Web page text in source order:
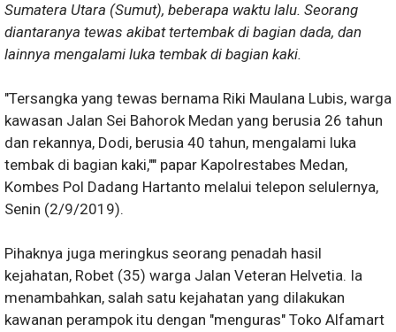
Sumatera Utara (Sumut), beberapa waktu lalu. Seorang
diantaranya tewas akibat tertembak di bagian dada, dan
lainnya mengalami luka tembak di bagian kaki.
"Tersangka yang tewas bernama Riki Maulana Lubis, warga
kawasan Jalan Sei Bahorok Medan yang berusia 26 tahun
dan rekannya, Dodi, berusia 40 tahun, mengalami luka
tembak di bagian kaki,"" papar Kapolrestabes Medan,
Kombes Pol Dadang Hartanto melalui telepon selulernya,
Senin (2/9/2019).
Pihaknya juga meringkus seorang penadah hasil
kejahatan, Robet (35) warga Jalan Veteran Helvetia. Ia
menambahkan, salah satu kejahatan yang dilakukan
kawanan perampok itu dengan "menguras" Toko Alfamart